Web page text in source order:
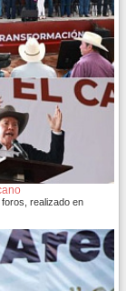
realizado en